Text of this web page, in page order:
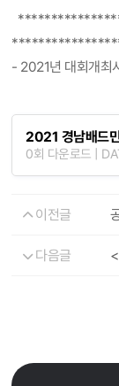
- 2021년 대회개최
2021 경남배드
0회 다운로드 |
이전글
다음글